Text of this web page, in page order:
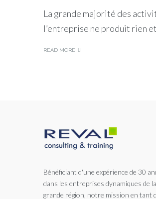
La grande majorité des
l’entreprise ne produit rien
READ MORE
Bénéficiant d'une expérience de 30
dans les entreprises dynamiques de la
grande région, notre mission en tant